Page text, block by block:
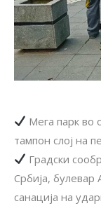
Мега парк во
тампон слој на
Градски
Србија,
санација на